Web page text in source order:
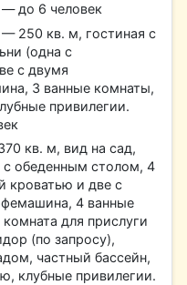
— до 6 человек
— 250 кв. м, гостиная с
(одна с
с двумя
3 ванные комнаты,
привилегии.
кв. м, вид на сад,
с обеденным столом, 4
кроватью и две с
4 ванные
для прислуги
(по запросу),
частный бассейн,
клубные привилегии.